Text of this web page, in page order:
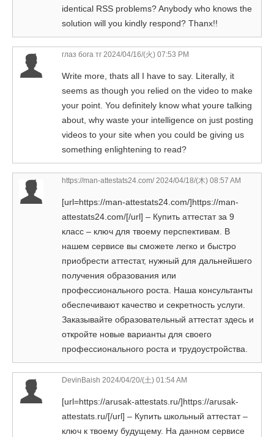
identical RSS problems? Anybody who knows the
solution will you kindly respond? Thanx!!
глаз бога тг 2024/04/16/(火) 07:53 PM
Write more, thats all I have to say. Literally, it
seems as though you relied on the video to make
your point. You definitely know what youre talking
about, why waste your intelligence on just posting
videos to your site when you could be giving us
something enlightening to read?
https://man-attestats24.com/2024/04/18/(木) 08:57 AM
[url=https://man-attestats24.com/]https://man-
attestats24.com/[/url] – Купить аттестат за 9
класс – ключ для твоему перспективам. В
нашем сервисе вы сможете легко и быстро
приобрести аттестат, нужный для дальнейшего
получения образования или
профессионального роста. Наша консультанты
обеспечивают качество и секретность услуги.
Заказывайте образовательный аттестат здесь и
откройте новые варианты для своего
профессионального роста и трудоустройства.
DevinBaish 2024/04/20/(土) 01:54 AM
[url=https://arusak-attestats.ru/]https://arusak-
attestats.ru/[/url] – Купить школьный аттестат –
ключ к твоему будущему. На данном сервисе